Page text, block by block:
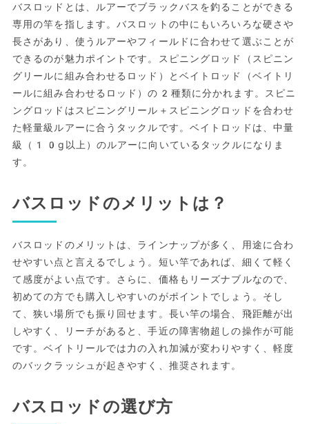
バスロッドとは、ルアーでブラックバスを釣ることができる
専用の竿を指します。バスロットの中にもいろいろな硬さや
長さがあり、使うルアーやフィールドに合わせて選ぶことが
できるのが魅力ポイントです。スピニングロッド（スピニン
グリールに組み合わせるロッド）とベイトロッド（ベイトリ
ールに組み合わせるロッド）の2種類に分かれます。スピニ
ングロッドはスピニングリール＋スピニングロッドを合わせ
た軽量級ルアーに合うタックルです。ベイトロッドは、中量
級（10g以上）のルアーに向いているタックルになりま
す。
バスロッドのメリットは？
バスロッドのメリットは、ラインナップが多く、用途に合わ
せやすい点と言えるでしょう。短い竿であれば、細くて軽く
て感度がよい点です。さらに、価格もリーズナブルなので、
初めての方でも購入しやすいのがポイントでしょう。そし
て、狭い場所でも振り回せます。長い竿の場合、飛距離が出
しやすく、リーチがあると、手近の障害物超しの操作が可能
です。ベイトリールでは力の入れ加減が変わりやすく、軽度
のバックラッシュが起きやすく、推奨されます。
バスロッドの選び方